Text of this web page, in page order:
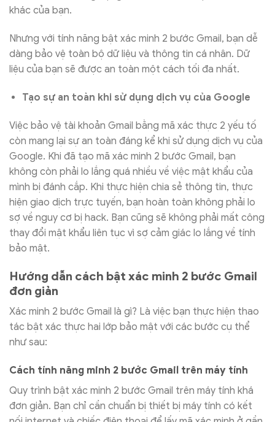
khác của bạn.
Nhưng với tính năng bật xác minh 2 bước Gmail, bạn dễ
dàng bảo vệ toàn bộ dữ liệu và thông tin cá nhân. Dữ
liệu của bạn sẽ được an toàn một cách tối đa nhất.
Tạo sự an toàn khi sử dụng dịch vụ của Google
Việc bảo vệ tài khoản Gmail bằng mã xác thực 2 yếu tố
còn mang lại sự an toàn đáng kể khi sử dụng dịch vụ của
Google. Khi đã tạo mã xác minh 2 bước Gmail, bạn
không còn phải lo lắng quá nhiều về việc mật khẩu của
mình bị đánh cắp. Khi thực hiện chia sẻ thông tin, thực
hiện giao dịch trực tuyến, bạn hoàn toàn không phải lo
sợ về nguy cơ bị hack. Bạn cũng sẽ không phải mất công
thay đổi mật khẩu liên tục vì sợ cảm giác lo lắng về tính
bảo mật.
Hướng dẫn cách bật xác minh 2 bước Gmail
đơn giản
Xác minh 2 bước Gmail là gì? Là việc bạn thực hiện thao
tác bật xác thực hai lớp bảo mật với các bước cụ thể
như sau:
Cách tính năng minh 2 bước Gmail trên máy tính
Quy trình bật xác minh 2 bước Gmail trên máy tính khá
đơn giản. Bạn chỉ cần chuẩn bị thiết bị máy tính có kết